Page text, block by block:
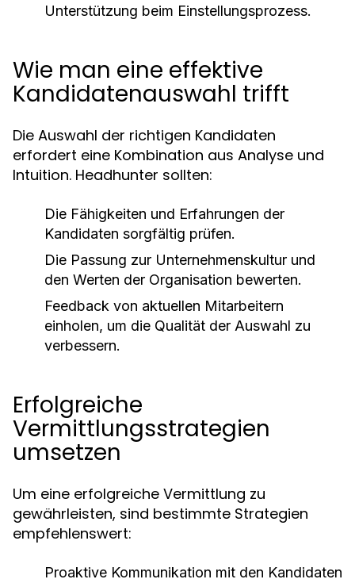
Unterstützung beim Einstellungsprozess.
Wie man eine effektive
Kandidatenauswahl trifft
Die Auswahl der richtigen Kandidaten
erfordert eine Kombination aus Analyse und
Intuition. Headhunter sollten:
Die Fähigkeiten und Erfahrungen der
Kandidaten sorgfältig prüfen.
Die Passung zur Unternehmenskultur und
den Werten der Organisation bewerten.
Feedback von aktuellen Mitarbeitern
einholen, um die Qualität der Auswahl zu
verbessern.
Erfolgreiche
Vermittlungsstrategien
umsetzen
Um eine erfolgreiche Vermittlung zu
gewährleisten, sind bestimmte Strategien
empfehlenswert:
Proaktive Kommunikation mit den Kandidaten